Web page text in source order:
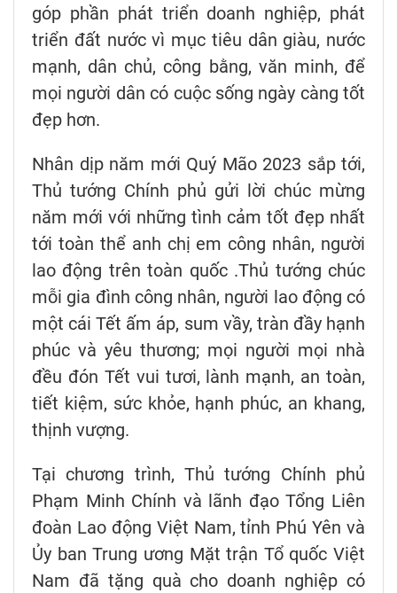
góp phần phát triển doanh nghiệp, phát
triển đất nước vì mục tiêu dân giàu, nước
mạnh, dân chủ, công bằng, văn minh, để
mọi người dân có cuộc sống ngày càng tốt
đẹp hơn.
Nhân dịp năm mới Quý Mão 2023 sắp tới,
Thủ tướng Chính phủ gửi lời chúc mừng
năm mới với những tình cảm tốt đẹp nhất
tới toàn thể anh chị em công nhân, người
lao động trên toàn quốc .Thủ tướng chúc
mỗi gia đình công nhân, người lao động có
một cái Tết ấm áp, sum vầy, tràn đầy hạnh
phúc và yêu thương; mọi người mọi nhà
đều đón Tết vui tươi, lành mạnh, an toàn,
tiết kiệm, sức khỏe, hạnh phúc, an khang,
thịnh vượng.
Tại chương trình, Thủ tướng Chính phủ
Phạm Minh Chính và lãnh đạo Tổng Liên
đoàn Lao động Việt Nam, tỉnh Phú Yên và
Ủy ban Trung ương Mặt trận Tổ quốc Việt
Nam đã tặng quà cho doanh nghiệp có